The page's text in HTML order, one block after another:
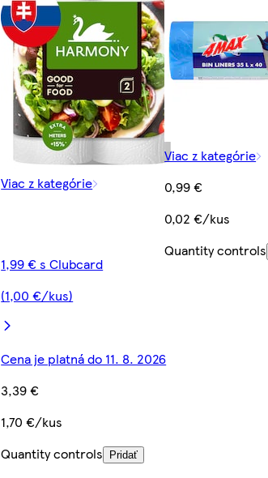
Viac z kategórie
1,99 € s Clubcard
(1,00 €/kus)
Cena je platná do 11. 8. 2026
3,39 €
1,70 €/kus
Quantity controls
Pridať
Viac z kategórie
0,99 €
0,02 €/kus
Quantity controls